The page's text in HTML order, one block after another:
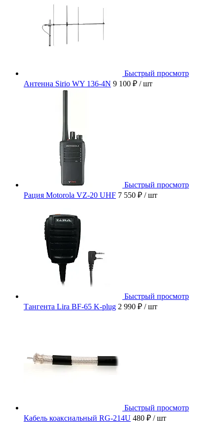
Быстрый просмотр
Антенна Sirio WY 136-4N 9 100 ₽ / шт
Быстрый просмотр
Рация Motorola VZ-20 UHF 7 550 ₽ / шт
Быстрый просмотр
Тангента Lira BF-65 K-plug 2 990 ₽ / шт
Быстрый просмотр
Кабель коаксиальный RG-214U 480 ₽ / шт